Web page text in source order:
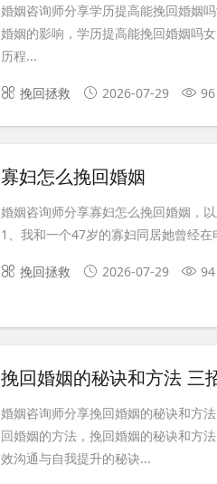
婚姻咨询师分享学历提高能挽回婚姻
婚姻的影响，学历提高能挽回婚姻吗
历程...
挽回拯救 2026-07-29 96
寡妇怎么挽回婚姻
婚姻咨询师分享寡妇怎么挽回婚姻，
1、我和一个47岁的寡妇同居她曾经
挽回拯救 2026-07-29 94
挽回婚姻的秘诀和方法 三
婚姻咨询师分享挽回婚姻的秘诀和方
回婚姻的方法，挽回婚姻的秘诀和方
效沟通与自我提升的秘诀...